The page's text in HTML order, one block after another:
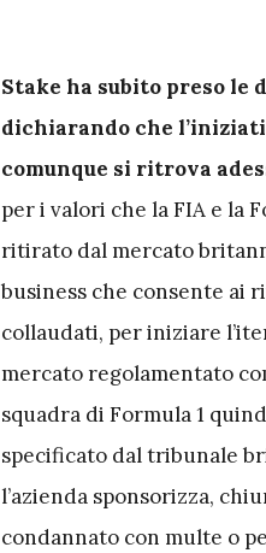
Stake ha subito preso le
dichiarando che
comunque si ritrova
per i valori che la FIA e la
ritirato dal mercato
business che consente
collaudati, per iniziare
mercato regolamentato
squadra di Formula 1
specificato dal tribunale
l’azienda sponsorizza,
condannato con multe o